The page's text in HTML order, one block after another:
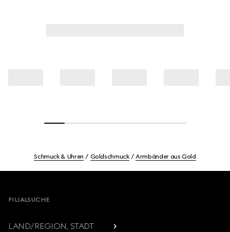
Schmuck & Uhren Goldschmuck Armbänder aus Gold
FILIALSUCHE
LAND/REGION, STADT